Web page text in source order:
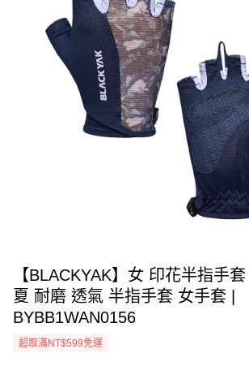
【BLACKYAK】女 印花半指手
夏 耐磨 透氣 半指手套 女手套 |
BYBB1WAN0156
超取滿NT$599免運